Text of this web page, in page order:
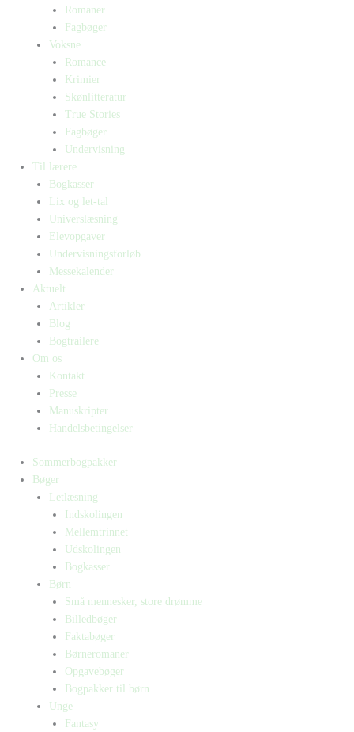
Romaner
Fagbøger
Voksne
Romance
Krimier
Skønlitteratur
True Stories
Fagbøger
Undervisning
Til lærere
Bogkasser
Lix og let-tal
Universlæsning
Elevopgaver
Undervisningsforløb
Messekalender
Aktuelt
Artikler
Blog
Bogtrailere
Om os
Kontakt
Presse
Manuskripter
Handelsbetingelser
Sommerbogpakker
Bøger
Letlæsning
Indskolingen
Mellemtrinnet
Udskolingen
Bogkasser
Børn
Små mennesker, store drømme
Billedbøger
Faktabøger
Børneromaner
Opgavebøger
Bogpakker til børn
Unge
Fantasy